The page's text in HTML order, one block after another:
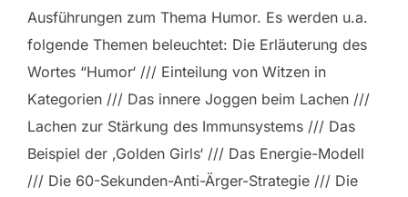
Ausführungen zum Thema Humor. Es werden u.a.
folgende Themen beleuchtet: Die Erläuterung des
Wortes “Humor‘ /// Einteilung von Witzen in
Kategorien /// Das innere Joggen beim Lachen ///
Lachen zur Stärkung des Immunsystems /// Das
Beispiel der ‚Golden Girls‘ /// Das Energie-Modell
/// Die 60-Sekunden-Anti-Ärger-Strategie /// Die